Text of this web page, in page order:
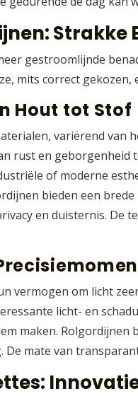
gestroomlijnde
mits correct
Hout tot Stof
variërend
rust en
of moderne
bieden een
en duisternis. De
vermogen om licht
licht- en
maken.
mate van